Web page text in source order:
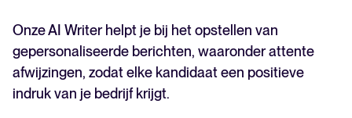
Onze AI Writer helpt je bij het opstellen van
gepersonaliseerde berichten, waaronder attente
afwijzingen, zodat elke kandidaat een positieve
indruk van je bedrijf krijgt.